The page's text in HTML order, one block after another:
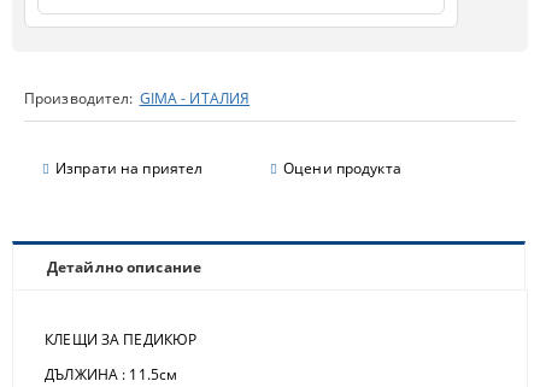
Производител: GIMA - ИТАЛИЯ
Изпрати на приятел Оцени продукта
Детайлно описание
КЛЕЩИ ЗА ПЕДИКЮР
ДЪЛЖИНА : 11.5см